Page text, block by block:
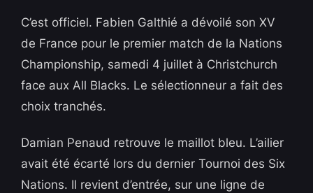
C’est officiel. Fabien Galthié a dévoilé son XV
de France pour le premier match de la Nations
Championship, samedi 4 juillet à Christchurch
face aux All Blacks. Le sélectionneur a fait des
choix tranchés.
Damian Penaud retrouve le maillot bleu. L’ailier
avait été écarté lors du dernier Tournoi des Six
Nations. Il revient d’entrée, sur une ligne de